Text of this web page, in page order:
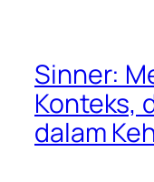
Sinner:
Konteks,
dalam